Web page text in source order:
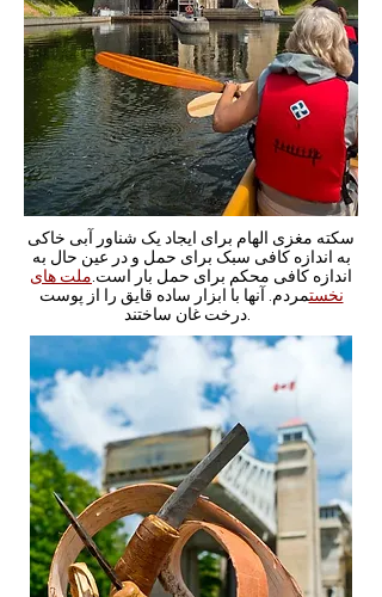
سکته مغزی الهام برای ایجاد یک شناور آبی خاکی
به اندازه کافی سبک برای حمل و در عین حال به
اندازه کافی محکم برای حمل بار است.ملت های
نخستمردم. آنها با ابزار ساده قایق را از پوست
درخت غان ساختند.